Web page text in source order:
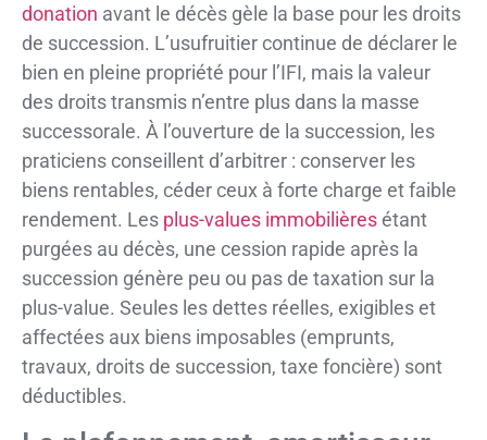
donation avant le décès gèle la base pour les droits
de succession. L’usufruitier continue de déclarer le
bien en pleine propriété pour l’IFI, mais la valeur
des droits transmis n’entre plus dans la masse
successorale. À l’ouverture de la succession, les
praticiens conseillent d’arbitrer : conserver les
biens rentables, céder ceux à forte charge et faible
rendement. Les plus-values immobilièresétant
purgées au décès, une cession rapide après la
succession génère peu ou pas de taxation sur la
plus-value. Seules les dettes réelles, exigibles et
affectées aux biens imposables (emprunts,
travaux, droits de succession, taxe foncière) sont
déductibles.